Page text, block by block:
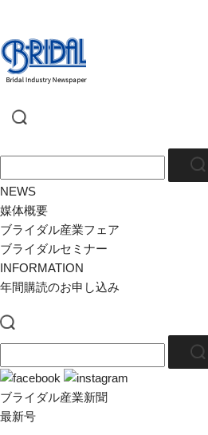
NEWS
媒体概要
ブライダル産業フェア
ブライダルセミナー
INFORMATION
年間購読のお申し込み
ブライダル産業新聞
最新号